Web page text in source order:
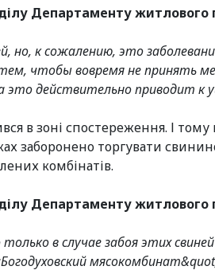
Департаменту житлового
но, к сожалению, это
тем, чтобы вовремя не
это действительно приводит к
в зоні спостереження. І тому
заборонено торгувати
комбінатів.
Департаменту житлового
в случае забоя этих